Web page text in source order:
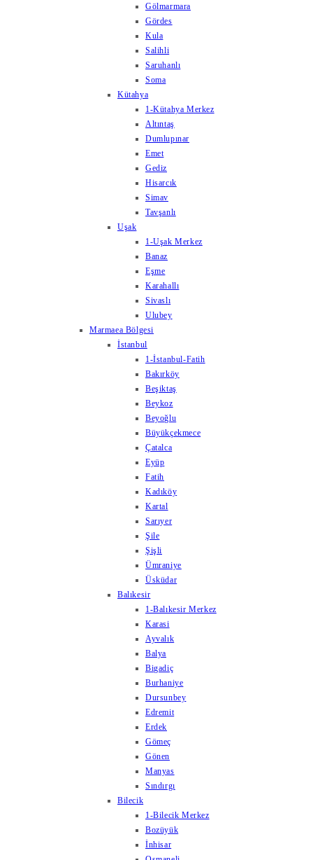
Gölmarmara
Gördes
Kula
Salihli
Saruhanlı
Soma
Kütahya
1-Kütahya Merkez
Altıntaş
Dumlupınar
Emet
Gediz
Hisarcık
Simav
Tavşanlı
Uşak
1-Uşak Merkez
Banaz
Eşme
Karahallı
Sivaslı
Ulubey
Marmaea Bölgesi
İstanbul
1-İstanbul-Fatih
Bakırköy
Beşiktaş
Beykoz
Beyoğlu
Büyükçekmece
Çatalca
Eyüp
Fatih
Kadıköy
Kartal
Sarıyer
Şile
Şişli
Ümraniye
Üsküdar
Balıkesir
1-Balıkesir Merkez
Karasi
Ayvalık
Balya
Bigadiç
Burhaniye
Dursunbey
Edremit
Erdek
Gömeç
Gönen
Manyas
Sındırgı
Bilecik
1-Bilecik Merkez
Bozüyük
İnhisar